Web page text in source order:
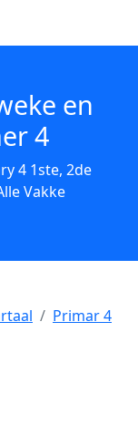
en
4
4 1ste, 2de
Vakke
Primar 4